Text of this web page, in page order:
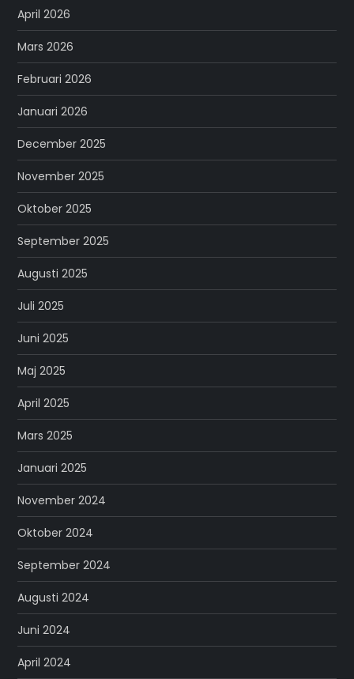
April 2026
Mars 2026
Februari 2026
Januari 2026
December 2025
November 2025
Oktober 2025
September 2025
Augusti 2025
Juli 2025
Juni 2025
Maj 2025
April 2025
Mars 2025
Januari 2025
November 2024
Oktober 2024
September 2024
Augusti 2024
Juni 2024
April 2024